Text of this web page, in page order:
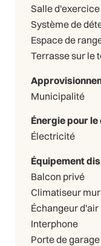
Salle d'exercice
Système de
Espace de
Terrasse sur le
Municipalité
Énergie pour
Électricité
Équipement
Balcon privé
Climatiseur
Échangeur d'air
Interphone
Porte de